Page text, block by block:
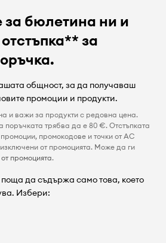
бюлетина ни и
отстъпка** за
общност, за да получаваш
промоции и продукти.
и важи за продукти с редовна цена.
поръчката трябва да е 80 €. Отстъпката
промокодове и точки от AC
от промоцията. Може да ги
промоцията.
да съдържа само това, което
Избери: